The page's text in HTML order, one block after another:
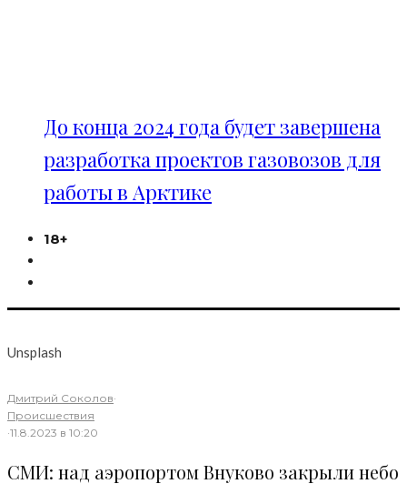
До конца 2024 года будет завершена
разработка проектов газовозов для
работы в Арктике
18+
Unsplash
Дмитрий Соколов·
Происшествия
·11.8.2023 в 10:20
СМИ: над аэропортом Внуково закрыли небо